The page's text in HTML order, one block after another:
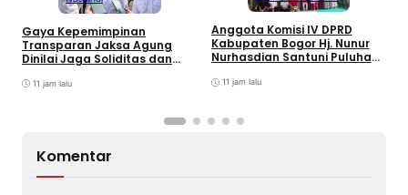
Gaya Kepemimpinan
Transparan Jaksa Agung
Dinilai Jaga Soliditas dan
Adhyaksa
11 jam lalu
Anggota Komisi IV DPRD
Kabupaten Bogor Hj. Nunur
Nurhasdian Santuni Puluhan
11 jam lalu
Komentar